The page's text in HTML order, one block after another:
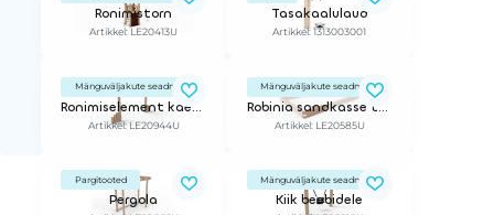
Ronimistorn
Artikkel: LE20413U
Tasakaalulaud
Artikkel: 1313003001
Mänguväljakute seadmed
Ronimiselement käepidemetega
Artikkel: LE20944U
Mänguväljakute seadmed
Robinia sandkasse type 5: 2 meter stykker h:38 cm (Per Pcs)
Artikkel: LE20585U
Pargitooted
Pergola
Mänguväljakute seadmed
Kiik beebidele